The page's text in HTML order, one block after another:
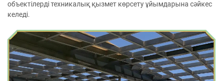
объектілерді техникалық қызмет көрсету ұйымдарына сәйкес
келеді.